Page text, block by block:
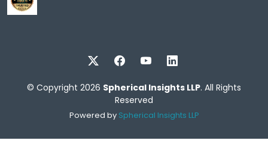
© Copyright 2026 Spherical Insights LLP. All Rights
Reserved
Powered by Spherical Insights LLP